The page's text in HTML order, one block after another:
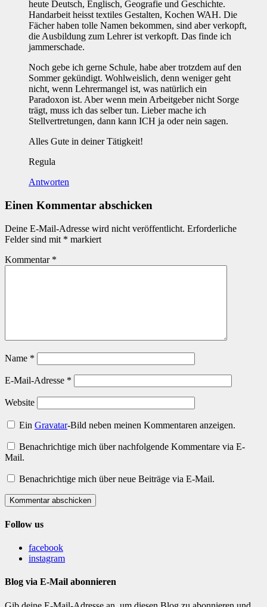
heute Deutsch, Englisch, Geografie und Geschichte.
Handarbeit heisst textiles Gestalten, Kochen WAH. Die
Fächer haben tolle Namen bekommen, sind aber verkopft,
die Ausbildung zum Lehrer ist verkopft. Das finde ich
jammerschade.
Noch gebe ich gerne Schule, habe aber trotzdem auf den
Sommer gekündigt. Wohlweislich, denn weniger geht
nicht, wenn Lehrermangel ist, was natürlich ein
Paradoxon ist. Aber wenn mein Arbeitgeber nicht Sorge
trägt, muss ich das selber tun. Lieber mache ich
Stellvertretungen, dann kann ICH ja oder nein sagen.
Alles Gute in deiner Tätigkeit!
Regula
Antworten
Einen Kommentar abschicken
Deine E-Mail-Adresse wird nicht veröffentlicht. Erforderliche
Felder sind mit * markiert
Kommentar *
Name *
E-Mail-Adresse *
Website
EinGravatar-Bild neben meinen Kommentaren anzeigen.
Benachrichtige mich über nachfolgende Kommentare via E-
Mail.
Benachrichtige mich über neue Beiträge via E-Mail.
Kommentar abschicken
Follow us
facebook
instagram
Blog via E-Mail abonnieren